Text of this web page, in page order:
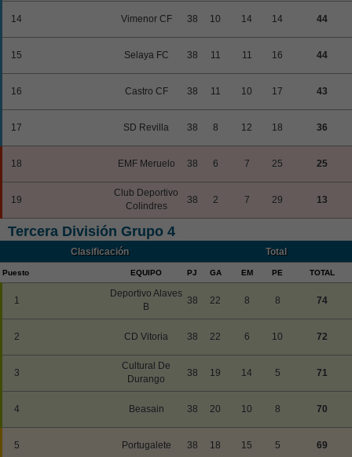
14 Vimenor CF 38 10 14 14 44
15 Selaya FC 38 11 11 16 44
16 Castro CF 38 11 10 17 43
17 SD Revilla 38 8 12 18 36
18 EMF Meruelo 38 6 7 25 25
19
Club Deportivo
Colindres
38 2 7 29 13
Tercera División Grupo 4
Clasificación Total
Puesto EQUIPO PJ GA EM PE TOTAL
1
Deportivo Alaves
B
38 22 8 8 74
2 CD Vitoria 38 22 6 10 72
3
Cultural De
Durango
38 19 14 5 71
4 Beasain 38 20 10 8 70
5 Portugalete 38 18 15 5 69